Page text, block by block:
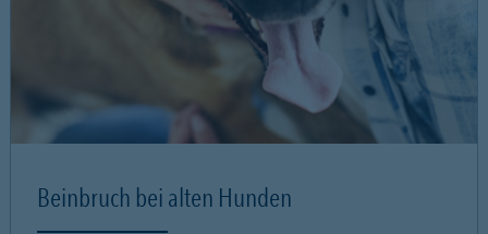
Beinbruch bei alten Hunden